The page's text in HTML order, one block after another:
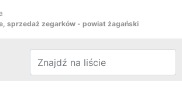
sprzedaż zegarków - powiat żagański